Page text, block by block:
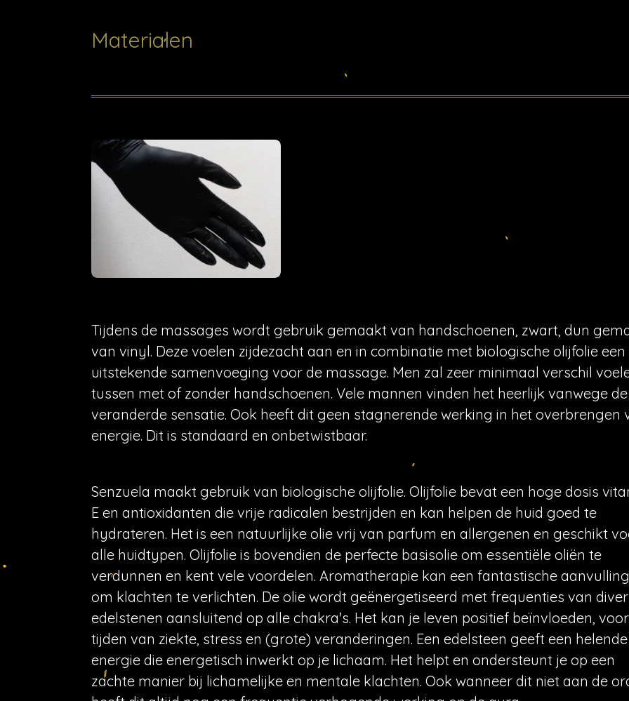
Materialen
Tijdens de massages wordt gebruik gemaakt van handschoenen, zwart, dun
van vinyl. Deze voelen zijdezacht aan en in combinatie met biologische olijfolie een
uitstekende samenvoeging voor de massage. Men zal zeer minimaal verschil
tussen met of zonder handschoenen. Vele mannen vinden het heerlijk vanwege de
veranderde sensatie. Ook heeft dit geen stagnerende werking in het overbrengen
energie. Dit is standaard en onbetwistbaar.
Senzuela maakt gebruik van biologische olijfolie. Olijfolie bevat een hoge dosis
E en antioxidanten die vrije radicalen bestrijden en kan helpen de huid goed te
hydrateren. Het is een natuurlijke olie vrij van parfum en allergenen en geschikt
alle huidtypen. Olijfolie is bovendien de perfecte basisolie om essentiële oliën te
verdunnen en kent vele voordelen. Aromatherapie kan een fantastische
om klachten te verlichten. De olie wordt geënergetiseerd met frequenties van
edelstenen aansluitend op alle chakra's. Het kan je leven positief beïnvloeden,
tijden van ziekte, stress en (grote) veranderingen. Een edelsteen geeft een helende
energie die energetisch inwerkt op je lichaam. Het helpt en ondersteunt je op een
zachte manier bij lichamelijke en mentale klachten. Ook wanneer dit niet aan de